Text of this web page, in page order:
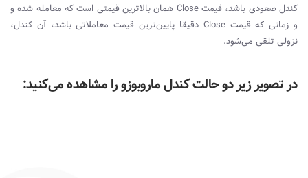
کندل صعودی باشد، قیمتClose همان بالاترین قیمتی است که معامله شده و
و زمانی که قیمتClose دقیقا پایین‌ترین قیمت معاملاتی باشد، آن کندل،
نزولی تلقی می‌شود.
در تصویر زیر دو حالت کندل ماروبوزو را مشاهده می‌کنید: